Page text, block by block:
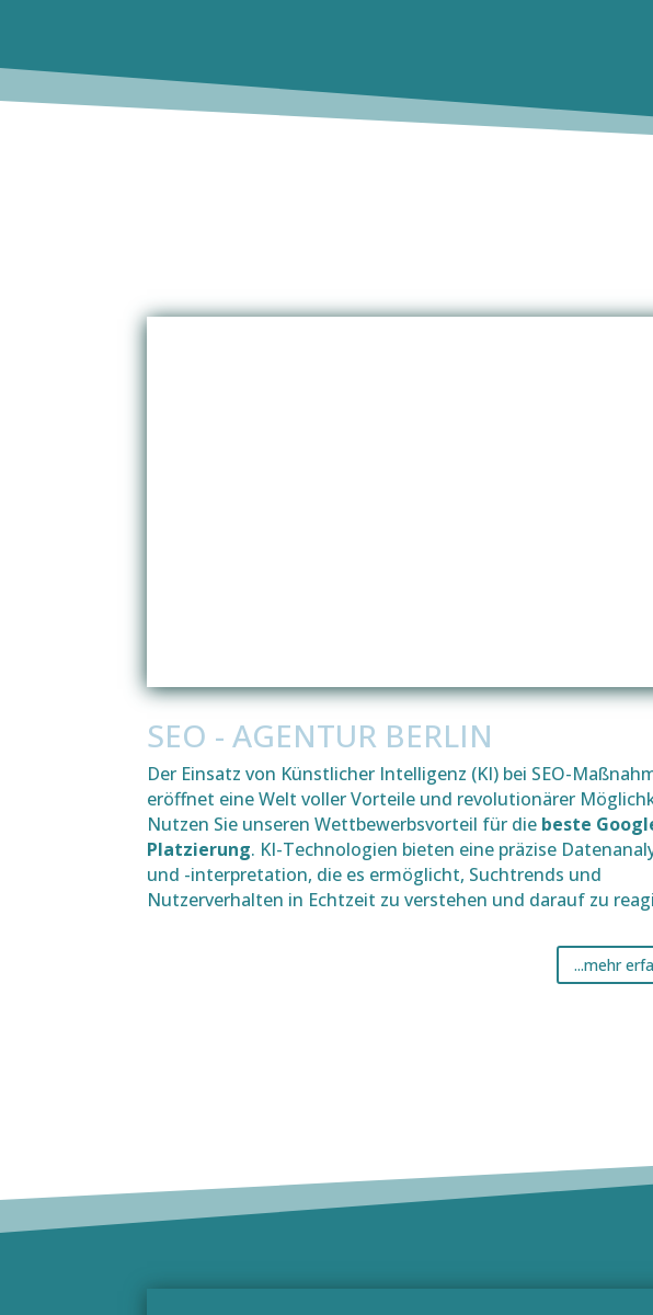
SEO - AGENTUR BERLIN
Der Einsatz von Künstlicher Intelligenz (KI) bei SEO-
eröffnet eine Welt voller Vorteile und revolutionärer
Nutzen Sie unseren Wettbewerbsvorteil für die beste
Platzierung. KI-Technologien bieten eine präzise
und -interpretation, die es ermöglicht, Suchtrends und
Nutzerverhalten in Echtzeit zu verstehen und darauf zu
...mehr